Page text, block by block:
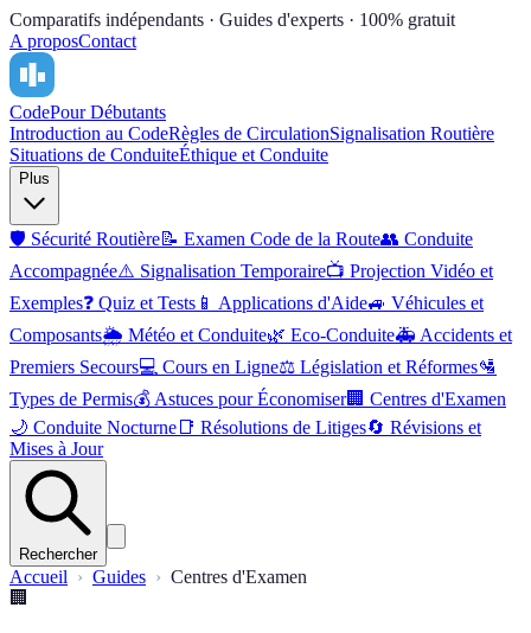
Comparatifs indépendants · Guides d'experts · 100% gratuit
A proposContact
CodePour Débutants
Introduction au CodeRègles de CirculationSignalisation Routière
Situations de ConduiteÉthique et Conduite
Plus
🛡️ Sécurité Routière📝 Examen Code de la Route👥 Conduite
Accompagnée⚠️ Signalisation Temporaire📺 Projection Vidéo et
Exemples❓ Quiz et Tests 📱 Applications d'Aide🚙 Véhicules et
Composants🌦️ Météo et Conduite🌿 Eco-Conduite🚑 Accidents et
Premiers Secours💻 Cours en Ligne⚖️ Législation et Réformes🛂
Types de Permis💰 Astuces pour Économiser🏢 Centres d'Examen
🌙 Conduite Nocturne 📑 Résolutions de Litiges🔄 Révisions et
Mises à Jour
Rechercher
Accueil Guides
Centres d'Examen
🏢